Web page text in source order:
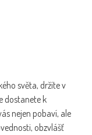
světa, držíte v
dostanete k
nejen pobaví, ale
obzvlášť